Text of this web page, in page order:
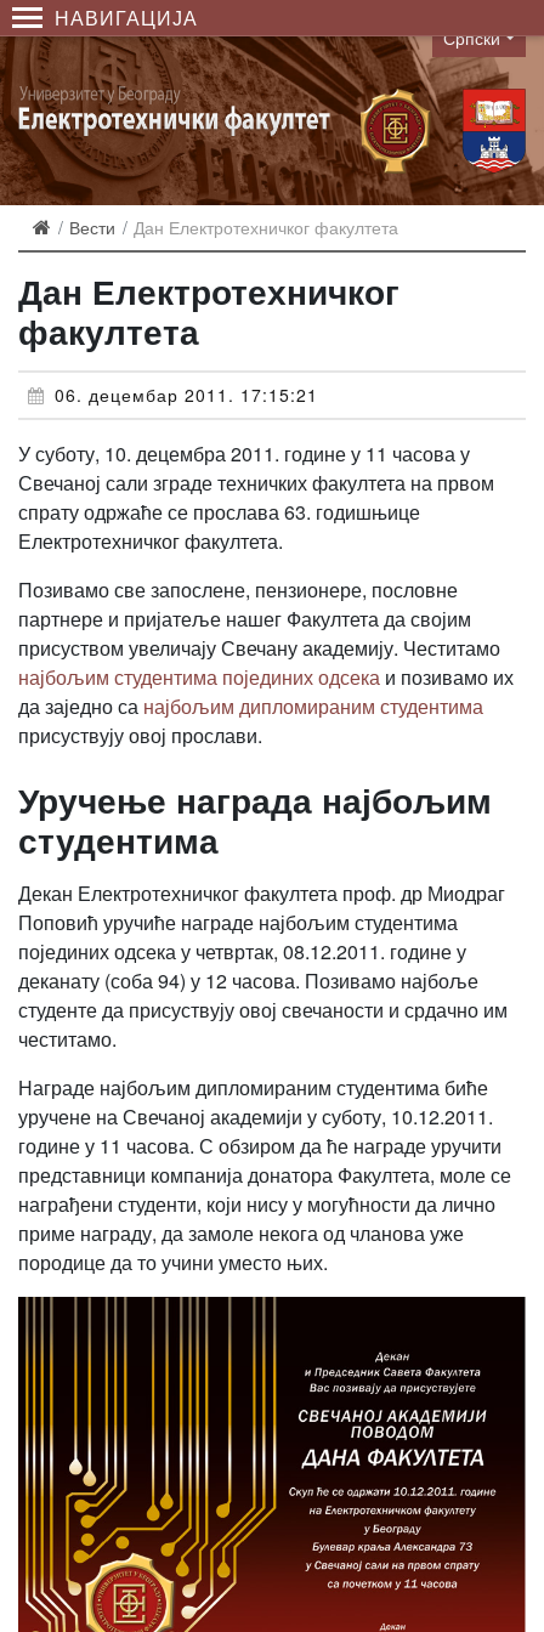
НАВИГАЦИЈА
Language
Српски
Вести Дан Електротехничког факултета
Дан Електротехничког
факултета
06. децембар 2011. 17:15:21
У суботу, 10. децембра 2011. године у 11 часова у
Свечаној сали зграде техничких факултета на првом
спрату одржаће се прослава 63. годишњице
Електротехничког факултета.
Позивамо све запослене, пензионере, пословне
партнере и пријатеље нашег Факултета да својим
присуством увеличају Свечану академију. Честитамо
најбољим студентима појединих одсека и позивамо их
да заједно са најбољим дипломираним студентима
присуствују овој прослави.
Уручење награда најбољим
студентима
Декан Електротехничког факултета проф. др Миодраг
Поповић уручиће награде најбољим студентима
појединих одсека у четвртак, 08.12.2011. године у
деканату (соба 94) у 12 часова. Позивамо најбоље
студенте да присуствују овој свечаности и срдачно им
честитамо.
Награде најбољим дипломираним студентима биће
уручене на Свечаној академији у суботу, 10.12.2011.
године у 11 часова. С обзиром да ће награде уручити
представници компанија донатора Факултета, моле се
награђени студенти, који нису у могућности да лично
приме награду, да замоле некога од чланова уже
породице да то учини уместо њих.